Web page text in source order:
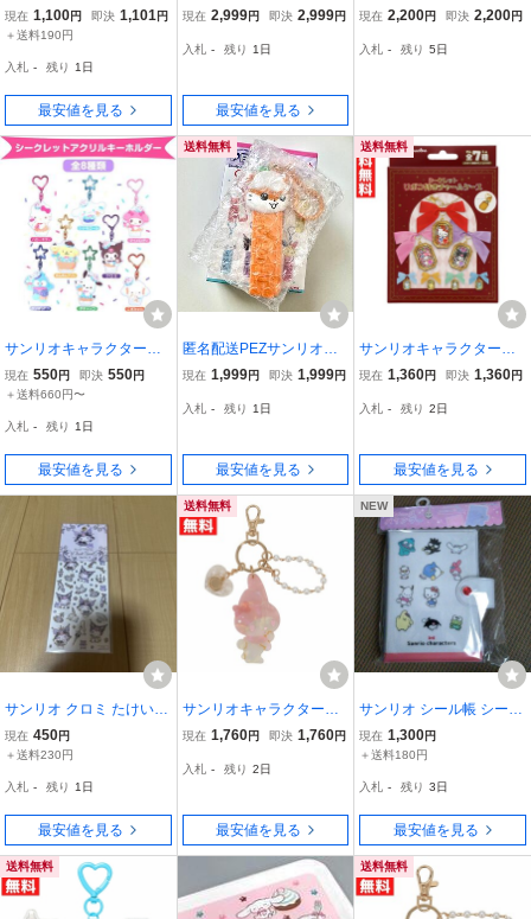
PVCペアキーホルダー ゼ
ブラ柄 サンリオ マスコッ
グッズ
現在 1,100円 即決 1,101 円
＋送料190円
入札 - 残り 1日
最安値を見る
ミャク キラキラレザーキ
ン 完売商品 関西万博 大
現在 2,999円 即決 2,999円
入札 - 残り 1日
最安値を見る
くん ラメチャームアクセ
ハートミラー付き アクセ
現在 2,200円 即決 2,200円
入札 - 残り 5日
サンリオキャラクターズ
シークレットアクリルキ
ーホルダー 全8種類 サン
現在 550円 即決 550円
＋送料660円〜
入札 - 残り 1日
最安値を見る
送料無料
匿名配送PEZサンリオキ
ャラクターズ シークレ
クリリン
現在 1,999円 即決 1,999円
入札 - 残り 1日
最安値を見る
送料無料
サンリオキャラクターズ
シークレット リボン付き
でるかお楽しみ 内側には
イプ
現在 1,360円 即決 1,360円
入札 - 残り 2日
最安値を見る
サンリオ クロミ たけいみ
き ふち箔シール シール
ステッカー
現在 450円
＋送料230円
入札 - 残り 1日
最安値を見る
送料無料
サンリオキャラクターズ
Baby Pinkシリーズ チャ
ロ アクセサリー ピンク×
い
現在 1,760円 即決 1,760円
入札 - 残り 2日
最安値を見る
NEW
サンリオ シール帳 シール
バインダー ステッカー
現在 1,300円
＋送料180円
入札 - 残り 3日
最安値を見る
送料無料 送料無料